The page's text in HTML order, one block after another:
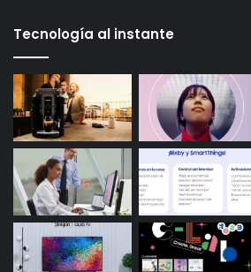
Tecnología al instante